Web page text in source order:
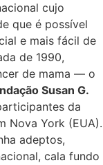
cujo
que é possível
e mais fácil de
de 1990,
de mama — o
Susan G.
da
Nova York (EUA).
adeptos,
cala fundo